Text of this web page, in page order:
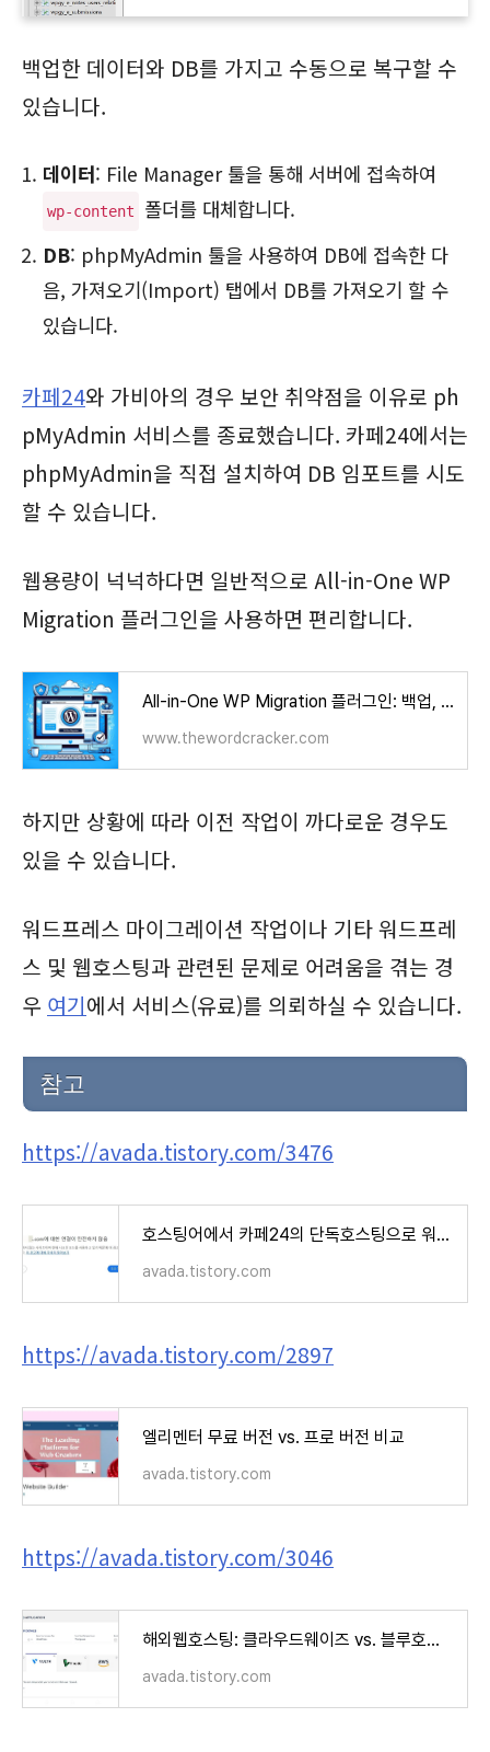
백업한 데이터와 DB를 가지고 수동으로 복구할 수
있습니다.
데이터: File Manager 툴을 통해 서버에 접속하여
wp-content
폴더를 대체합니다.
DB: phpMyAdmin 툴을 사용하여 DB에 접속한 다
음, 가져오기(Import) 탭에서 DB를 가져오기 할 수
있습니다.
카페24와 가비아의 경우 보안 취약점을 이유로 ph
pMyAdmin 서비스를 종료했습니다. 카페24에서는
phpMyAdmin을 직접 설치하여 DB 임포트를 시도
할 수 있습니다.
웹용량이 넉넉하다면 일반적으로 All-in-One WP
Migration 플러그인을 사용하면 편리합니다.
All-in-One WP Migration 플러그인: 백업, 복원, 이전 방법 - 워드프레스 정보꾸러미
www.thewordcracker.com
하지만 상황에 따라 이전 작업이 까다로운 경우도
있을 수 있습니다.
워드프레스 마이그레이션 작업이나 기타 워드프레
스 및 웹호스팅과 관련된 문제로 어려움을 겪는 경
우 여기에서 서비스(유료)를 의뢰하실 수 있습니다.
참고
https://avada.tistory.com/3476
호스팅어에서 카페24의 단독호스팅으로 워드프레스 이전 작업
avada.tistory.com
https://avada.tistory.com/2897
엘리멘터 무료 버전 vs. 프로 버전 비교
avada.tistory.com
https://avada.tistory.com/3046
해외웹호스팅: 클라우드웨이즈 vs. 블루호스트 vs. 카페24 비교 (Cloudways vs. Bluehost vs. Cafe24)
avada.tistory.com